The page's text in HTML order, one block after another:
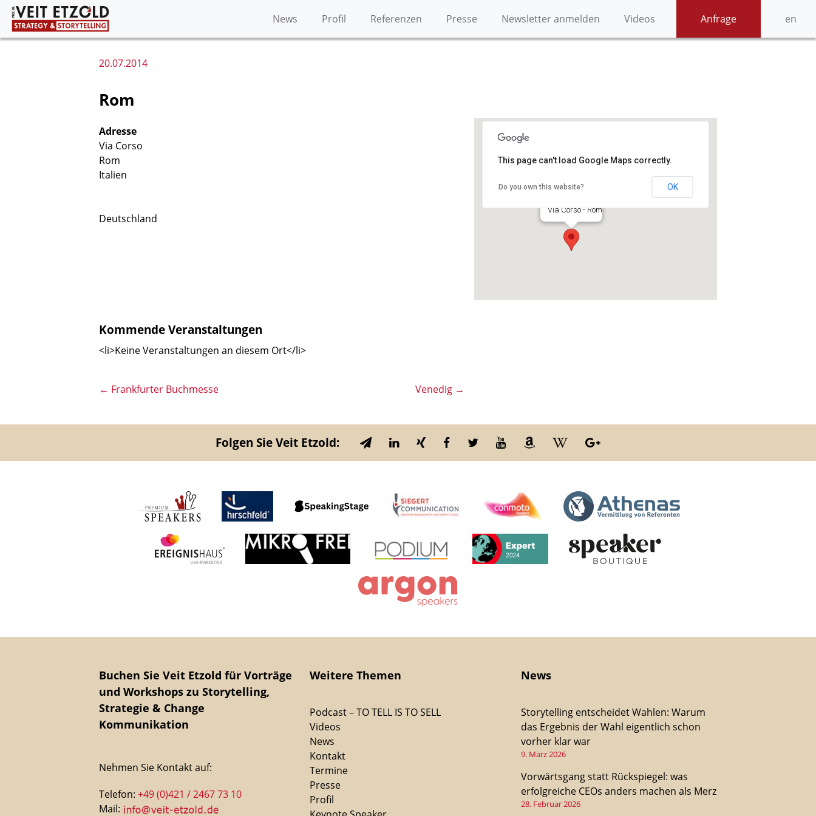
News Profil Referenzen Presse Newsletter anmelden Videos Anfrage en
20.07.2014
Rom
Via Corso - Rom
This page can't load Google Maps correctly.
Do you own this website? OK
Adresse
Via Corso
Rom
Italien
Deutschland
Kommende Veranstaltungen
<li>Keine Veranstaltungen an diesem Ort</li>
← Frankfurter Buchmesse Venedig →
Folgen Sie Veit Etzold:
Buchen Sie Veit Etzold für Vorträge
und Workshops zu Storytelling,
Strategie & Change
Kommunikation
Nehmen Sie Kontakt auf:
Telefon: +49 (0)421 / 2467 73 10
Mail:
Weitere Themen
Podcast – TO TELL IS TO SELL
Videos
News
Kontakt
Termine
Presse
Profil
News
Storytelling entscheidet Wahlen: Warum
das Ergebnis der Wahl eigentlich schon
vorher klar war
9. März 2026
Vorwärtsgang statt Rückspiegel: was
erfolgreiche CEOs anders machen als Merz
28. Februar 2026